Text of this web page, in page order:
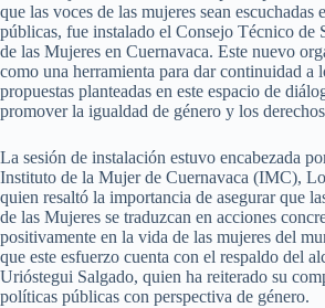
que las voces de las mujeres sean escuchadas
públicas, fue instalado el Consejo Técnico de
de las Mujeres en Cuernavaca. Este nuevo
como una herramienta para dar continuidad a
propuestas planteadas en este espacio de
promover la igualdad de género y los
La sesión de instalación estuvo encabezada
Instituto de la Mujer de Cuernavaca (IMC),
quien resaltó la importancia de asegurar que
de las Mujeres se traduzcan en acciones
positivamente en la vida de las mujeres del
que este esfuerzo cuenta con el respaldo del
Urióstegui Salgado, quien ha reiterado su
políticas públicas con perspectiva de género.